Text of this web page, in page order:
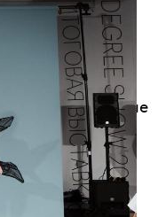
телеграм-канале